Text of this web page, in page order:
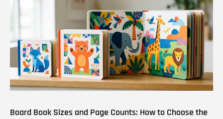
Board Book Sizes and Page Counts: How to Choose the